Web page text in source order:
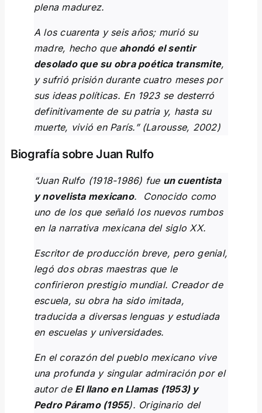
plena madurez.
A los cuarenta y seis años; murió su
madre, hecho que ahondó el sentir
desolado que su obra poética transmite,
y sufrió prisión durante cuatro meses por
sus ideas políticas. En 1923 se desterró
definitivamente de su patria y, hasta su
muerte, vivió en París.” (Larousse, 2002)
Biografía sobre Juan Rulfo
“Juan Rulfo (1918-1986) fue un cuentista
y novelista mexicano. Conocido como
uno de los que señaló los nuevos rumbos
en la narrativa mexicana del siglo XX.
Escritor de producción breve, pero genial,
legó dos obras maestras que le
confirieron prestigio mundial. Creador de
escuela, su obra ha sido imitada,
traducida a diversas lenguas y estudiada
en escuelas y universidades.
En el corazón del pueblo mexicano vive
una profunda y singular admiración por el
autor de El llano en Llamas (1953) y
Pedro Páramo(1955). Originario del